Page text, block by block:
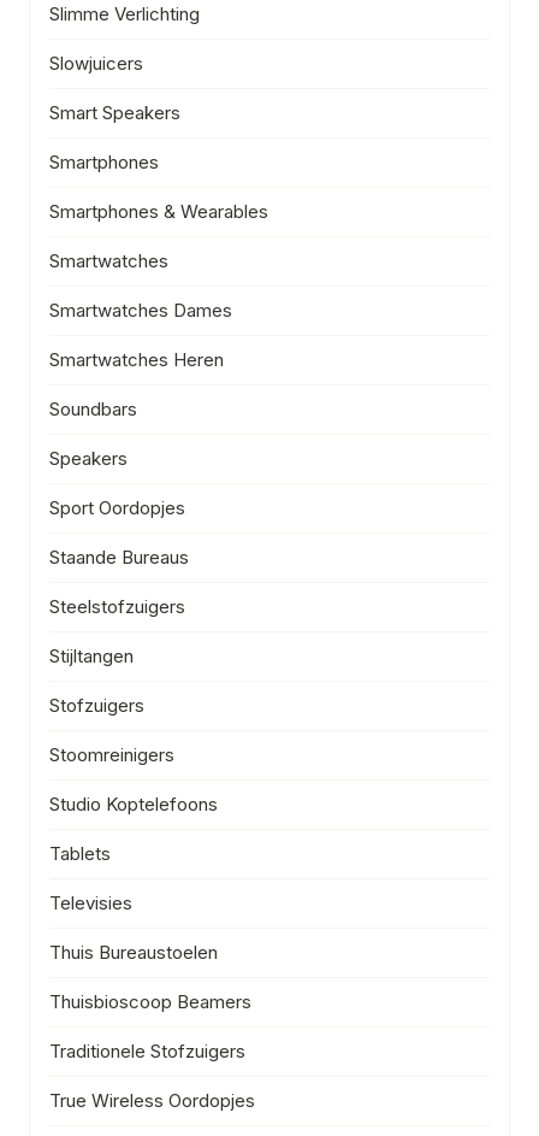
Slimme Verlichting
Slowjuicers
Smart Speakers
Smartphones
Smartphones & Wearables
Smartwatches
Smartwatches Dames
Smartwatches Heren
Soundbars
Speakers
Sport Oordopjes
Staande Bureaus
Steelstofzuigers
Stijltangen
Stofzuigers
Stoomreinigers
Studio Koptelefoons
Tablets
Televisies
Thuis Bureaustoelen
Thuisbioscoop Beamers
Traditionele Stofzuigers
True Wireless Oordopjes